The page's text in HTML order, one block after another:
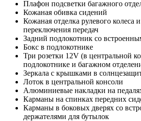
Плафон подсветки багажного
Кожаная обивка сидений
Кожаная отделка рулевого колеса
переключения передач
Задний подлокотник со
Бокс в подлокотнике
Три розетки 12V (в центральной
подлокотнике и багажном
Зеркала с крышками в
Лоток в центральной консоли
Алюминиевые накладки на
Карманы на спинках передних
Карманы в боковых дверях со
держателями для бутылок